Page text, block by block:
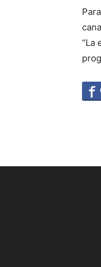
“La